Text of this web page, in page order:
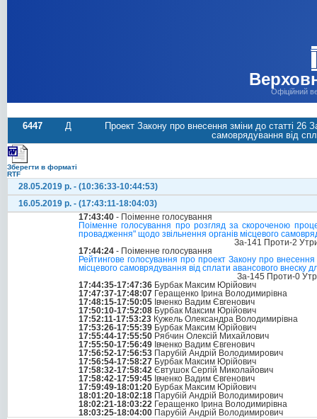
Офіційний
6447 Д
Проект Закону про внесення зміни до статті 26
самоврядування від
Зберегти в форматі
RTF
28.05.2019 р. - (10:36:33-10:44:53)
16.05.2019 р. - (17:43:11-18:04:03)
17:43:40 - Поіменне голосування
Поіменне голосування про розгляд за скороченою
провадження" щодо звільнення органів місцевого
За-141 Проти-2
17:44:24 - Поіменне голосування
Рейтингове голосування про проект Закону про
місцевого самоврядування від сплати авансового
За-145 Проти-0
17:44:35-17:47:36 Бурбак Максим Юрійович
17:47:37-17:48:07 Геращенко Ірина Володимирівна
17:48:15-17:50:05 Івченко Вадим Євгенович
17:50:10-17:52:08 Бурбак Максим Юрійович
17:52:11-17:53:23 Кужель Олександра Володимирівна
17:53:26-17:55:39 Бурбак Максим Юрійович
17:55:44-17:55:50 Рябчин Олексій Михайлович
17:55:50-17:56:49 Івченко Вадим Євгенович
17:56:52-17:56:53 Парубій Андрій Володимирович
17:56:54-17:58:27 Бурбак Максим Юрійович
17:58:32-17:58:42 Євтушок Сергій Миколайович
17:58:42-17:59:45 Івченко Вадим Євгенович
17:59:49-18:01:20 Бурбак Максим Юрійович
18:01:20-18:02:18 Парубій Андрій Володимирович
18:02:21-18:03:22 Геращенко Ірина Володимирівна
18:03:25-18:04:00 Парубій Андрій Володимирович